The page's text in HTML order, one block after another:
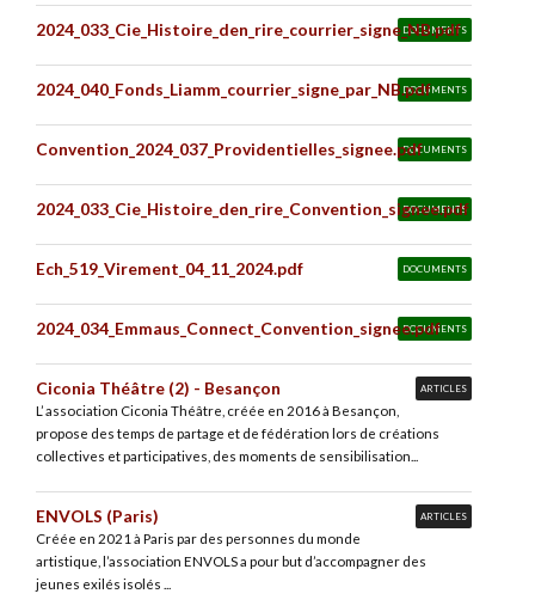
DOCUMENTS
2024_033_Cie_Histoire_den_rire_courrier_signe_NB.pdf
DOCUMENTS
2024_040_Fonds_Liamm_courrier_signe_par_NB.pdf
DOCUMENTS
Convention_2024_037_Providentielles_signee.pdf
DOCUMENTS
2024_033_Cie_Histoire_den_rire_Convention_signee.pdf
DOCUMENTS
Ech_519_Virement_04_11_2024.pdf
DOCUMENTS
2024_034_Emmaus_Connect_Convention_signee.pdf
ARTICLES
Ciconia Théâtre (2) - Besançon
L’ association Ciconia Théâtre, créée en 2016 à Besançon,
propose des temps de partage et de fédération lors de créations
collectives et participatives, des moments de sensibilisation...
ARTICLES
ENVOLS (Paris)
Créée en 2021 à Paris par des personnes du monde
artistique, l’association ENVOLS a pour but d’accompagner des
jeunes exilés isolés ...